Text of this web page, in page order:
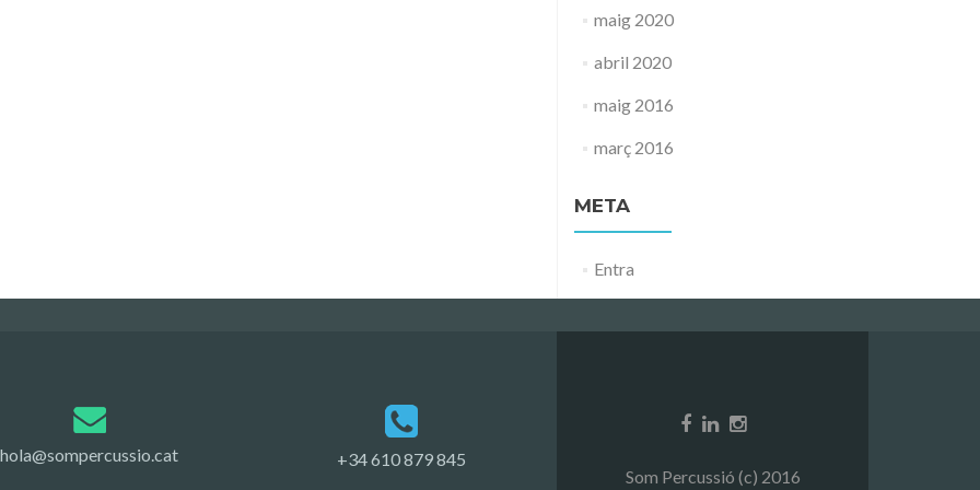
maig 2020
abril 2020
maig 2016
març 2016
META
Entra
hola@sompercussio.cat
+34 610 879 845
Som Percussió (c) 2016